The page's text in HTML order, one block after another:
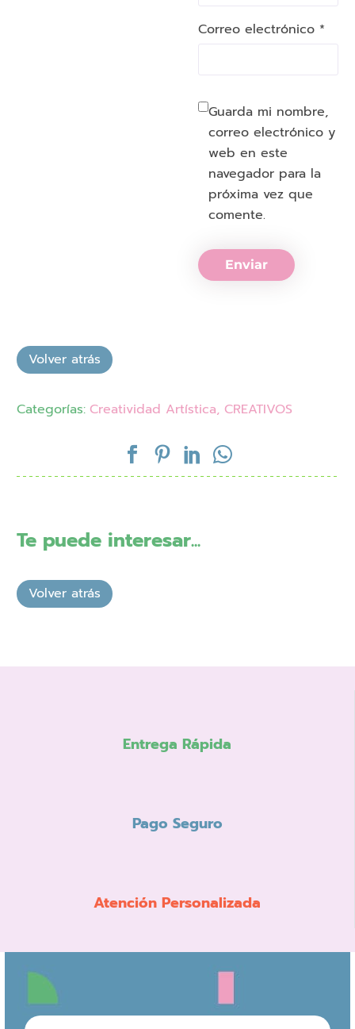
Correo electrónico *
Guarda mi nombre,
correo electrónico y
web en este
navegador para la
próxima vez que
comente.
Enviar
Categorías: Creatividad Artística, CREATIVOS
Te puede interesar...
Entrega Rápida
Pago Seguro
Atención Personalizada